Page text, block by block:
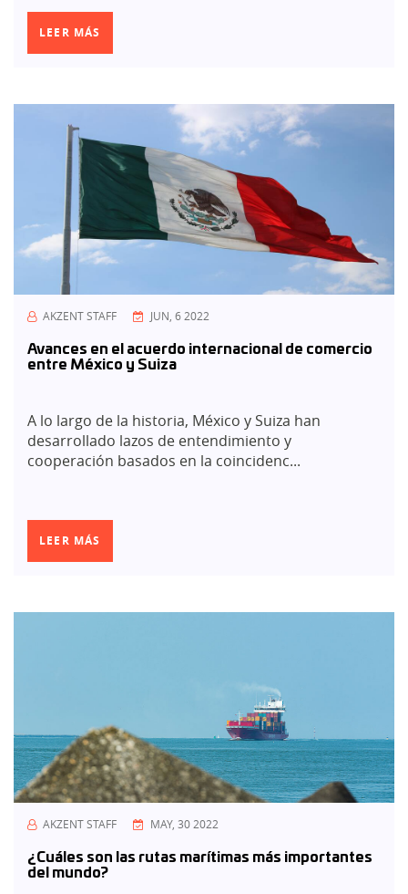
LEER MÁS
AKZENT STAFF JUN, 6 2022
Avances en el acuerdo internacional de comercio
entre México y Suiza
A lo largo de la historia, México y Suiza han
desarrollado lazos de entendimiento y
cooperación basados en la coincidenc...
LEER MÁS
AKZENT STAFF MAY, 30 2022
¿Cuáles son las rutas marítimas más importantes
del mundo?